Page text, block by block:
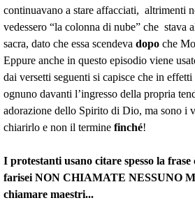
continuavano a stare affacciati, altrimenti
vedessero “la colonna di nube” che stava
sacra, dato che essa scendeva dopo che
Eppure anche in questo episodio viene
dai versetti seguenti si capisce che in
ognuno davanti l’ingresso della propria
adorazione dello Spirito di Dio, ma sono i
chiarirlo e non il termine finché!
I protestanti usano citare spesso la frase
farisei NON CHIAMATE NESSUNO
chiamare maestri...